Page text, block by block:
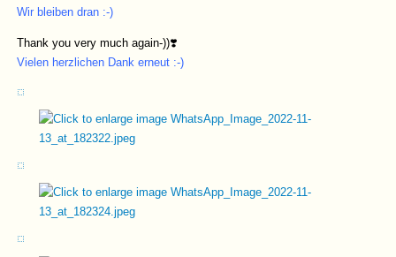
Wir bleiben dran :-)
Thank you very much again-))❣️
Vielen herzlichen Dank erneut :-)